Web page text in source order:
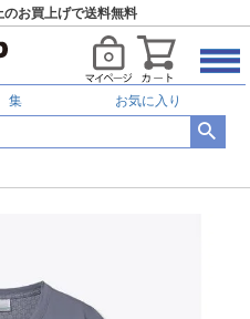
お買上げで送料無料
集 お気に入り